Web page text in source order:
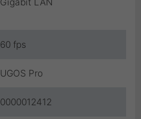
Gigabit LAN
60 fps
UGOS Pro
0000012412